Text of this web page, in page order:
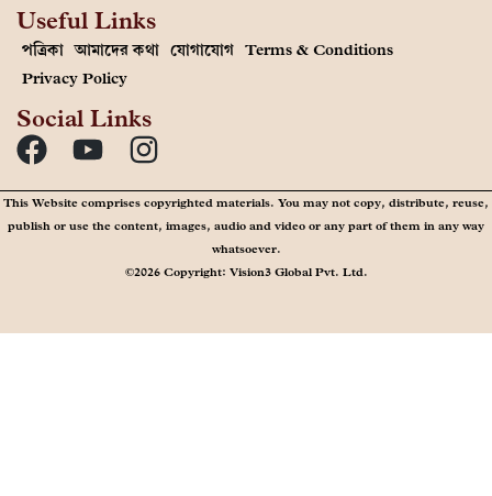
Useful Links
পত্রিকা আমাদের কথা যোগাযোগ Terms & Conditions
Privacy Policy
Social Links
This Website comprises copyrighted materials. You may not copy, distribute, reuse,
publish or use the content, images, audio and video or any part of them in any way
whatsoever.
©2026 Copyright: Vision3 Global Pvt. Ltd.